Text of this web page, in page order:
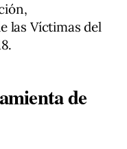
las Víctimas del
de